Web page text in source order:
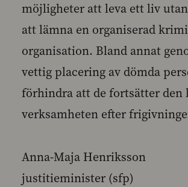
möjligheter att leva ett liv
att lämna en organiserad
organisation. Bland annat
vettig placering av dömda
förhindra att de fortsätter den
verksamheten efter
Anna-Maja Henriksson
justitieminister (sfp)